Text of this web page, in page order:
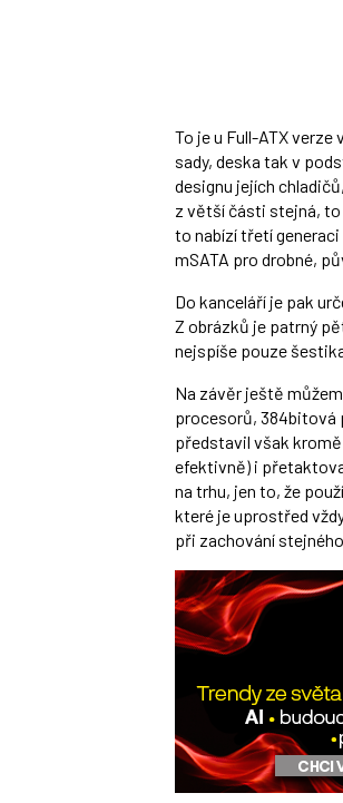
To je u Full-ATX
sady, deska tak v
designu jejích
z větší části stejná, to
to nabízí třetí generaci
mSATA pro drobné,
Do kanceláří je pak
Z obrázků je patrný
nejspíše pouze
Na závěr ještě
procesorů, 384bitová
představil však
efektivně) i
na trhu, jen to, že
které je uprostřed
při zachování